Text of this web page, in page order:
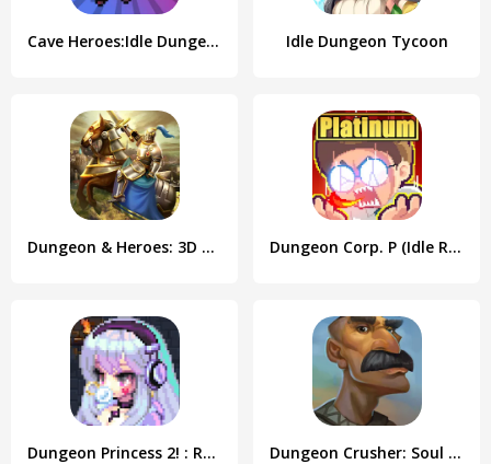
Cave Heroes:Idle Dungeon RPG Idle Dungeon Tycoon
Dungeon & Heroes: 3D RPG Dungeon Corp. P (Idle RPG)
Dungeon Princess 2! : RPG Dungeon Crusher: Soul Hunters